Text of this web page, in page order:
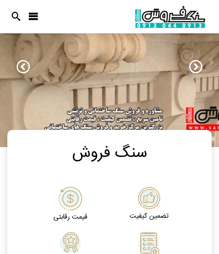
سنگ فروش
تضمین کیفیت قیمت رقابتی